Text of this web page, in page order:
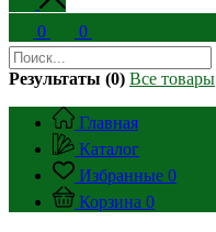
0 0
Результаты (0) Все товары
Главная
Каталог
Избранные 0
Корзина 0